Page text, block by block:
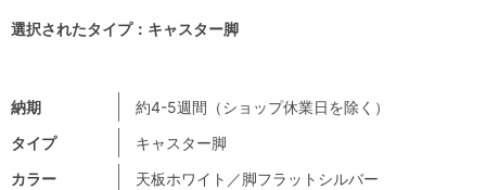
納期
約4-5週間（ショップ休業日を除く）
タイプ
キャスター脚
カラー
天板ホワイト／脚フラットシルバー
選択されたタイプ：キャスター脚